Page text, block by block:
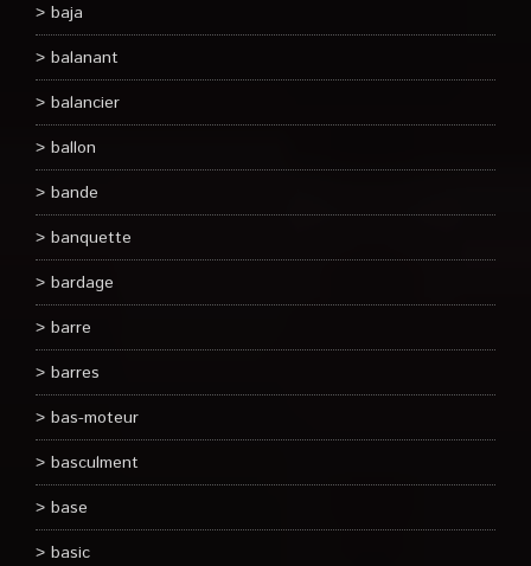
baja
balanant
balancier
ballon
bande
banquette
bardage
barre
barres
bas-moteur
basculment
base
basic